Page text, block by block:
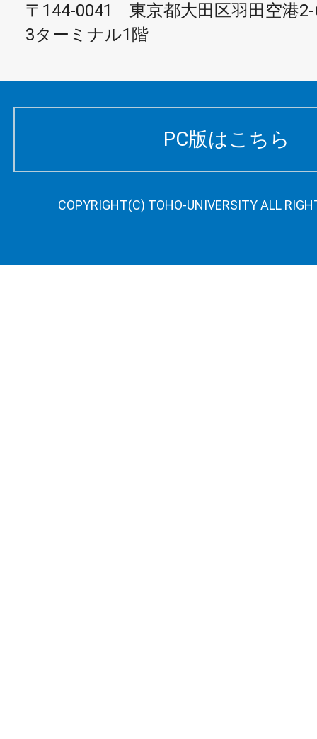
〒144-0041 東京都大田区羽田空港
3ターミナル1階
PC版はこちら
COPYRIGHT(C) TOHO-UNIVERSITY ALL